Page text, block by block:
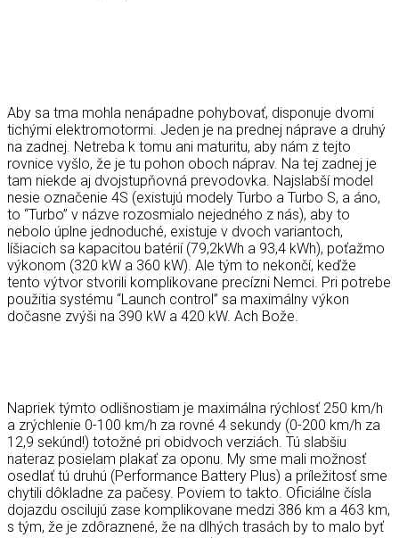
Aby sa tma mohla nenápadne pohybovať, disponuje dvomi
tichými elektromotormi. Jeden je na prednej náprave a druhý
na zadnej. Netreba k tomu ani maturitu, aby nám z tejto
rovnice vyšlo, že je tu pohon oboch náprav. Na tej zadnej je
tam niekde aj dvojstupňovná prevodovka. Najslabší model
nesie označenie 4S (existujú modely Turbo a Turbo S, a áno,
to “Turbo” v názve rozosmialo nejedného z nás), aby to
nebolo úplne jednoduché, existuje v dvoch variantoch,
líšiacich sa kapacitou batérií (79,2kWh a 93,4 kWh), poťažmo
výkonom (320 kW a 360 kW). Ale tým to nekončí, keďže
tento výtvor stvorili komplikovane precízni Nemci. Pri potrebe
použitia systému “Launch control” sa maximálny výkon
dočasne zvýši na 390 kW a 420 kW. Ach Bože.
Napriek týmto odlišnostiam je maximálna rýchlosť 250 km/h
a zrýchlenie 0-100 km/h za rovné 4 sekundy (0-200 km/h za
12,9 sekúnd!) totožné pri obidvoch verziách. Tú slabšiu
nateraz posielam plakať za oponu. My sme mali možnosť
osedlať tú druhú (Performance Battery Plus) a príležitosť sme
chytili dôkladne za pačesy. Poviem to takto. Oficiálne čísla
dojazdu oscilujú zase komplikovane medzi 386 km a 463 km,
s tým, že je zdôraznené, že na dlhých trasách by to malo byť